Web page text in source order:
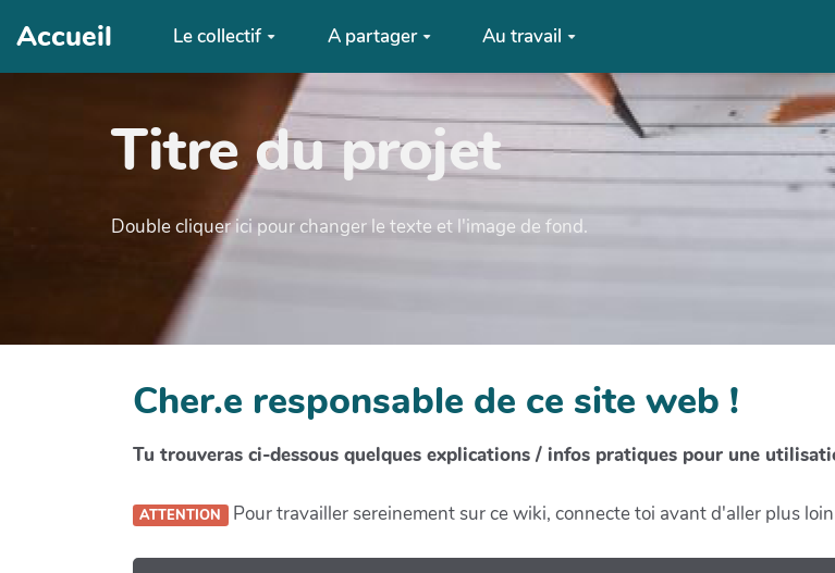
Aller au contenu principal
Accueil Le collectif A partager Au travail
Titre du projet
Double cliquer ici pour changer le texte et l'image de fond.
Cher.e responsable de ce site web !
Tu trouveras ci-dessous quelques explications / infos pratiques pour une
ATTENTION Pour travailler sereinement sur ce wiki, connecte toi avant d'aller plus